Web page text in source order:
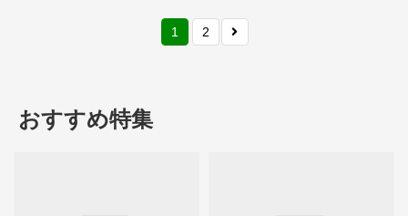
1 2
おすすめ特集